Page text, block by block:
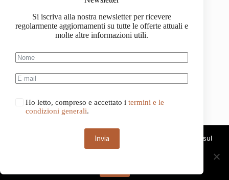
Si iscriva alla nostra newsletter per ricevere
regolarmente aggiornamenti su tutte le offerte attuali e
molte altre informazioni utili.
Ho letto, compreso e accettato i termini e le
condizioni generali.
Invia
Impressum
Informazioni sull'acquisto
Condizioni generali di contratto
Italiano
Questo sito web utilizza i cookie. Continuando a navigare sul
sito, acconsenti all'uso dei cookie.